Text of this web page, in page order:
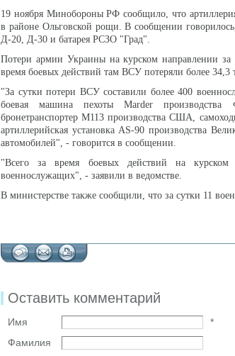
19 ноября Минобороны РФ сообщило, что
в районе Ольговской рощи. В сообщении
Д-20, Д-30 и батарея РСЗО "Град".
Потери армии Украины на курском направлении за
время боевых действий там ВСУ потеряли более
"За сутки потери ВСУ составили более 400
боевая машина пехоты Marder
бронетранспортер М113 производства США,
артиллерийская установка AS-90 производства
автомобилей", - говорится в сообщении.
"Всего за время боевых действий на
военнослужащих", - заявили в ведомстве.
В министерстве также сообщили, что за сутки 11
Оставить комментарий
Имя
*
Фамилия